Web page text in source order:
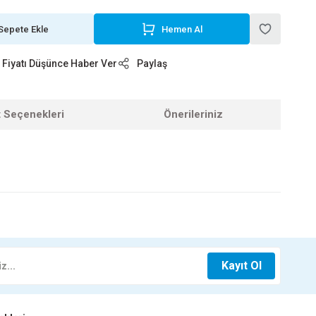
Ekle Hemen Al
Fiyatı Düşünce Haber Ver Paylaş
Seçenekleri Önerileriniz
KTX-2445
Kayıt Ol